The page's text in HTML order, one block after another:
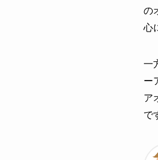
の
心
一
ー
ア
で